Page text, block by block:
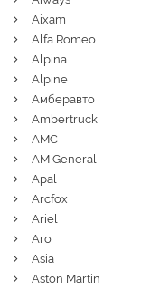
Aixam
Alfa Romeo
Alpina
Alpine
Амберавто
Ambertruck
AMC
AM General
Apal
Arcfox
Ariel
Aro
Asia
Aston Martin